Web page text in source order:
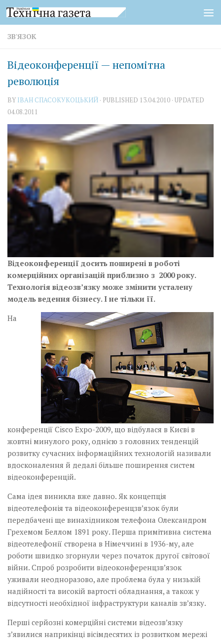
Skip to content
ЗВ'ЯЗОК
Відеоконференції — непомітна
революція
BY IВАН СПАСОКУКОЦЬКИЙ · PUBLISHED 13.04.2010 · UPDATED
04.08.2011
Відеоконференції досить поширені в роботі
комерційних організацій приблизно з 2000 року.
Технологія відеозв’язку може змінити усталену
модель ведення бізнесу. І не тільки її.
На
конференції Cisco Expo-2009, що відбулася в Києві в
жовтні минулого року, однією з головних тенденцій
розвитку сучасних інформаційних технологій називали
вдосконалення й дедалі більше поширення систем
відеоконференцій.
Сама ідея виникла вже давно. Як концепція
відеотелефонія та відеоконференцзв’язок були
передбачені ще винахідником телефона Олександром
Грехемом Беллом 1891 року. Перша примітивна система
відеотелефонії створена в Німеччині в 1936-му, але
роботи швидко згорнули через початок другої світової
війни. Спроб розробити відеоконференцзв’язок
уживали неодноразово, але проблема була у низькій
надійності та високій вартості обладнання, а також у
відсутності необхідної інфраструктури каналів зв’язку.
Перші серйозні комерційні системи відеозв’язку
з’явилися наприкінці вісімдесятих із розвитком мережі